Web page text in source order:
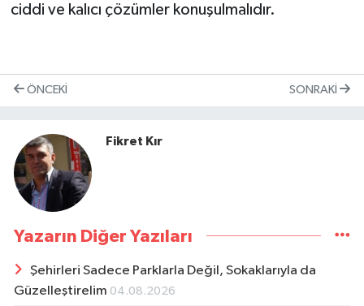
ciddi ve kalıcı çözümler konuşulmalıdır.
ÖNCEKI SONRAKI
Fikret Kır
Yazarın Diğer Yazıları
Şehirleri Sadece Parklarla Değil, Sokaklarıyla da
Güzelleştirelim 04.08.2026